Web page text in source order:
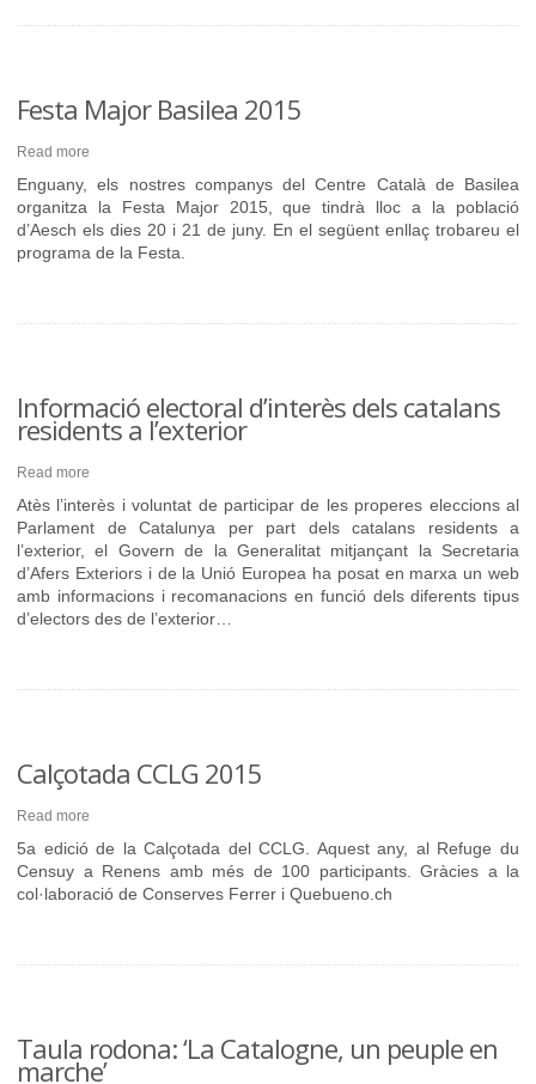
Festa Major Basilea 2015
Read more
Enguany, els nostres companys del Centre Català de Basilea
organitza la Festa Major 2015, que tindrà lloc a la població
d’Aesch els dies 20 i 21 de juny. En el següent enllaç trobareu el
programa de la Festa.
Informació electoral d’interès dels catalans
residents a l’exterior
Read more
Atès l’interès i voluntat de participar de les properes eleccions al
Parlament de Catalunya per part dels catalans residents a
l’exterior, el Govern de la Generalitat mitjançant la Secretaria
d’Afers Exteriors i de la Unió Europea ha posat en marxa un web
amb informacions i recomanacions en funció dels diferents tipus
d’electors des de l’exterior…
Calçotada CCLG 2015
Read more
5a edició de la Calçotada del CCLG. Aquest any, al Refuge du
Censuy a Renens amb més de 100 participants. Gràcies a la
col·laboració de Conserves Ferrer i Quebueno.ch
Taula rodona: ‘La Catalogne, un peuple en
marche’